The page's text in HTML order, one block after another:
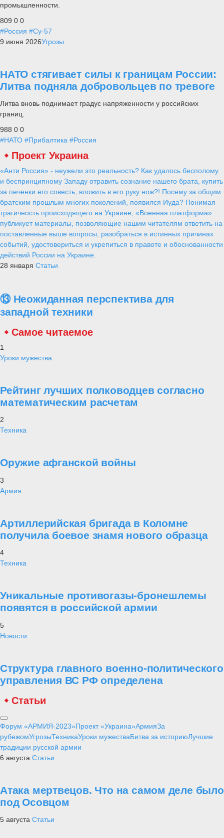
промышленности.
809 0 0
#Россия #Су-57
9 июня 2026Угрозы
НАТО стягивает силы к границам России:
Литва подняла добровольцев по тревоге
Литва вновь поднимает градус напряженности у российских
границ.
988 0 0
#НАТО #Прибалтика #Россия
Проект Украина
«Анти Россия» - неужели это реальность? Как удалось бесполому
и беспринципному Западу отравить сознание нашего брата, купить
за печенки его совесть, вложить в его руку нож?! Посему за общим
братским прошлым многих поколений, появился Иуда? Понимая
трагичность происходящего на Украине, «Военная платформа»
публикует материалы, позволяющие нашим читателям ответить на
поставленные выше вопросы, разобраться в истинных причинах
событий, удостовериться и укрепиться в правоте и обоснованности
действий России на Украине.
28 января Статьи
⑬ Неожиданная перспектива для
западной техники
Самое читаемое
1
Уроки мужества
Рейтинг лучших полководцев согласно
математическим расчетам
2
Техника
Оружие афганской войны
3
Армия
Артиллерийская бригада в Коломне
получила боевое знамя нового образца
4
Техника
Уникальные противогазы-бронешлемы
появятся в российской армии
5
Новости
Структура главного военно-политического
управления ВС РФ определена
Статьи
Форум «АРМИЯ-2023»Проект «Украина»АрмияЗа
рубежомУгрозыТехникаУроки мужестваБитва за историюЛучшие
традиции русской армии
6 августа Статьи
Атака мертвецов. Что на самом деле было
под Осовцом
5 августа Статьи